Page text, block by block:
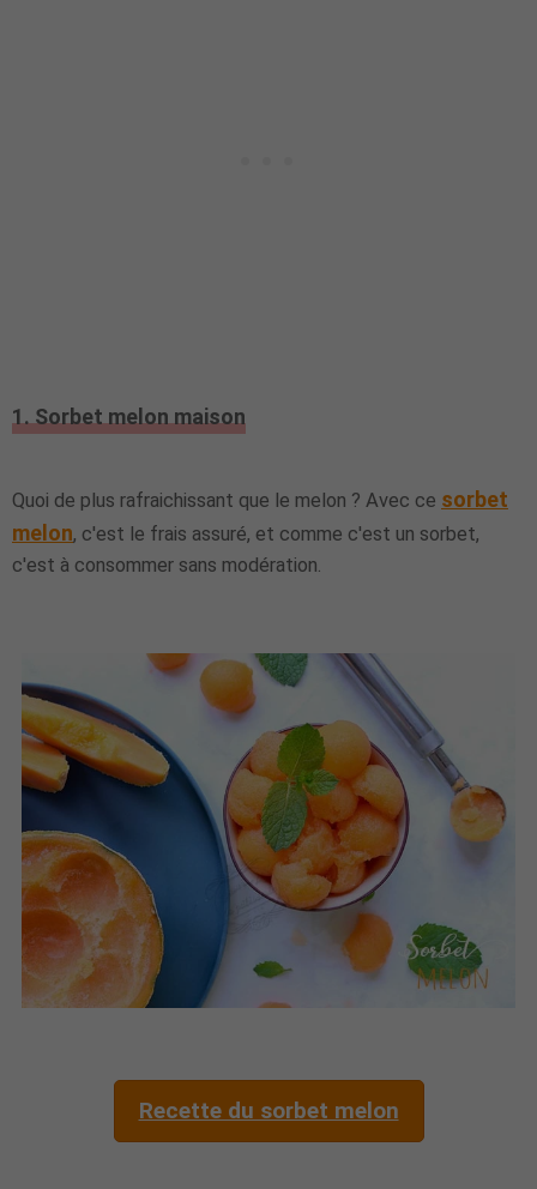
1. Sorbet melon maison
Quoi de plus rafraichissant que le melon ? Avec ce sorbet
melon, c'est le frais assuré, et comme c'est un sorbet,
c'est à consommer sans modération.
Recette du sorbet melon